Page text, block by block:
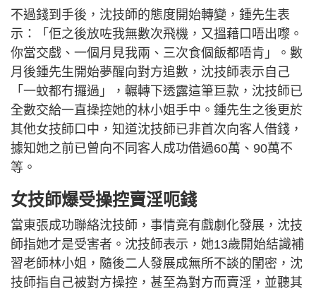
不過錢到手後，沈技師的態度開始轉變，鍾先生表
示：「佢之後放咗我無數次飛機，又搵藉口唔出嚟。
你當交戲、一個月見我兩、三次食個飯都唔肯」。數
月後鍾先生開始夢醒向對方追數，沈技師表示自己
「一蚊都冇攞過」，輾轉下透露這筆巨款，沈技師已
全數交給一直操控她的林小姐手中。鍾先生之後更於
其他女技師口中，知道沈技師已非首次向客人借錢，
據知她之前已曾向不同客人成功借過60萬、90萬不
等。
女技師爆受操控賣淫呃錢
當東張成功聯絡沈技師，事情竟有戲劇化發展，沈技
師指她才是受害者。沈技師表示，她13歲開始結識補
習老師林小姐，隨後二人發展成無所不談的閨密，沈
技師指自己被對方操控，甚至為對方而賣淫，並聽其